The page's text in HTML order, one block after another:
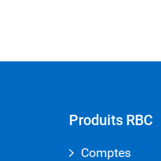
Produits RBC
Comptes